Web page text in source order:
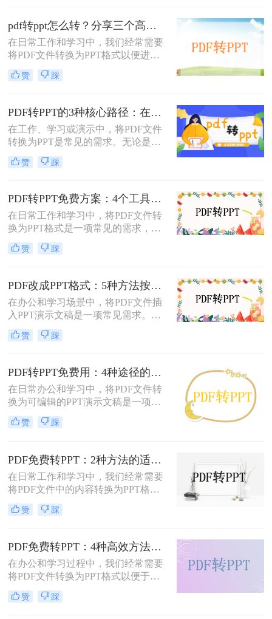
PPT呢？本文将详细介绍两种常见的
PDF转PPT方法，帮助用户轻松完成
文件格式转换。
pdf转ppt怎么转？分享三个高效转换方法！
在日常工作和学习中，我们经常需要
将PDF文件转换为PPT格式以便进行
演示或编辑。那么pdf转ppt怎么转
呢？以下将介绍三种常用的pdf转ppt
转换。
赞 踩
PDF转PPT的3种核心路径：在线、软件和PPT自带的适用范围！
在工作、学习或演示中，将PDF文件
转换为PPT是常见的需求。无论是整
合报告、课件，还是优化文档展示，
都需要一种高效且保留原格式的方
是几种常用方法的详细解析，帮助你
快速上手。
赞 踩
PDF转PPT免费方案：4个工具的文件限制和输出质量对比！
在日常工作和学习中，将PDF文件转
换为PPT格式是一项常见的需求，以
便更好地进行演示和分享。虽然市面
上有许多专业的转换软件和服务，但
费。那么pdf如何免费转换ppt呢？以
下将介绍四种免费将PDF转换为PPT
的方法，帮助用户轻松实现格式转
换。
赞 踩
PDF改成PPT格式：5种方法按页面复杂度选择！
在办公和学习场景中，将PDF文件插
入PPT演示文稿是一项常见需求。无
论是展示报告、图表，还是分享文档
内容，合理选择插入方法能显著提升
改成PPT呢？以下是五种常用方法的
详细说明，帮助您根据需求高效完成
文档整合。
赞 踩
PDF转PPT免费用：4种途径的转换精度和排版保留能力对比！
在日常办公和学习中，将PDF文件转
换为可编辑的PPT演示文稿是一项高
频需求。无论是需要修改过时的课
件、提取报告中的数据制作新方案，
速且免费地完成格式转换都能极大提
升工作效率。那么如何免费把pdf转成
PPT呢？
赞 踩
PDF免费转PPT：2种方法的适用场景和操作差异！
在日常工作和学习中，我们经常需要
将PDF文件中的内容转换为PPT格
式，以便于演示和分享。那么PDF如
何转化为PPT免费呢？以下是两种免
PPT的转换。
赞 踩
PDF免费转PPT：4种高效方法的速度、精度和文件限制实测！
在办公和学习过程中，我们经常需要
将PDF文件转换为PPT格式以便于演
示或编辑。那么怎么免费把pdf转换成
ppt呢？本文将详细介绍几种免费的方
赞 踩